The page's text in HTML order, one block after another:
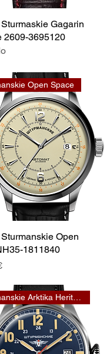
Gagarin
2609-3695120
Open Space
Open
1811840